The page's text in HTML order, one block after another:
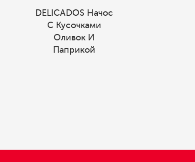
DELICADOS Начос
С Кусочками
Оливок И
Паприкой